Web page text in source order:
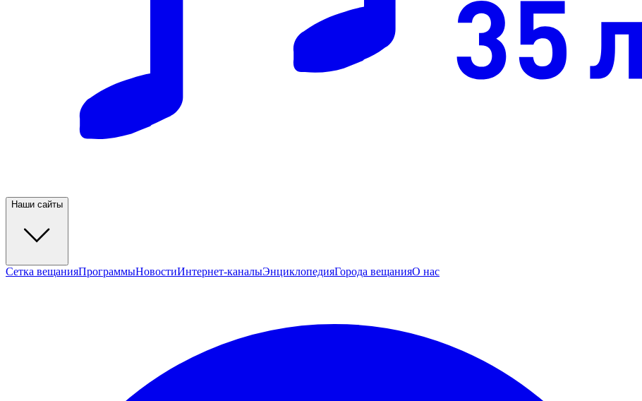
Наши сайты
Сетка вещанияПрограммыНовостиИнтернет-каналыЭнциклопедияГорода вещанияО нас